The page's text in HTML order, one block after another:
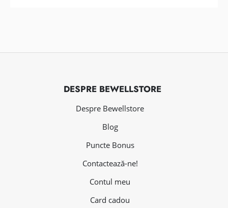
DESPRE BEWELLSTORE
Despre Bewellstore
Blog
Puncte Bonus
Contactează-ne!
Contul meu
Card cadou